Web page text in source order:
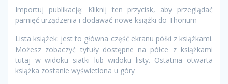
Importuj publikację: Kliknij ten przycisk, aby przeglądać
pamięć urządzenia i dodawać nowe książki do Thorium
Lista książek: jest to główna część ekranu półki z książkami.
Możesz zobaczyć tytuły dostępne na półce z książkami
tutaj w widoku siatki lub widoku listy. Ostatnia otwarta
książka zostanie wyświetlona u góry